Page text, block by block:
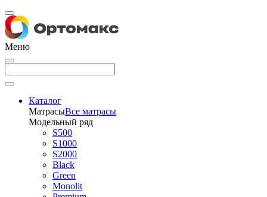
Меню
Каталог
МатрасыВсе матрасы
Модельный ряд
S500
S1000
S2000
Black
Green
Monolit